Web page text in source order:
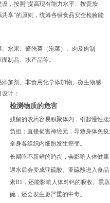
，按照“提高现有能力水平、按责按
享”的原则，统筹各级食品安全检验能
水果、酱腌菜（泡菜）、肉及肉制
制品、水产品等。
加剂、非食用化学添加物、微生物感
计：
检测物质的危害
残留的农药容易积聚体内， 引起慢性
负担；直接损害神经元，导致身体免
全身各组织内细胞发生癌变。
长期吃不新鲜的鸡蛋，会影响人体健
遇水后会变成亚硫酸。亚硫酸进入食
素B1，还能影响人体对钙的吸收。熏
硫，还会发生更严重的中毒。